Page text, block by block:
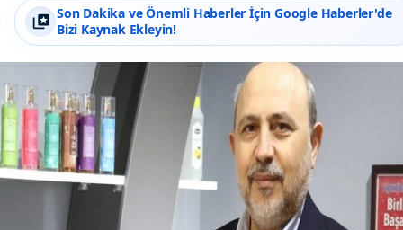
Son Dakika ve Önemli Haberler İçin Google Haberler'de
Bizi Kaynak Ekleyin!